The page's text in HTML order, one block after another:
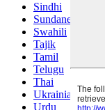
Sindhi
Sundanese
Swahili
Tajik
Tamil
Telugu
Thai
Ukrainian
Urdu